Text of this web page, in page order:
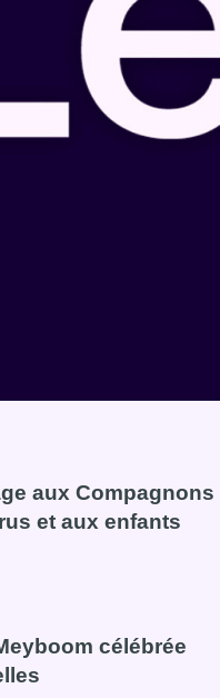
aux Compagnons
et aux enfants
auxcélébrée